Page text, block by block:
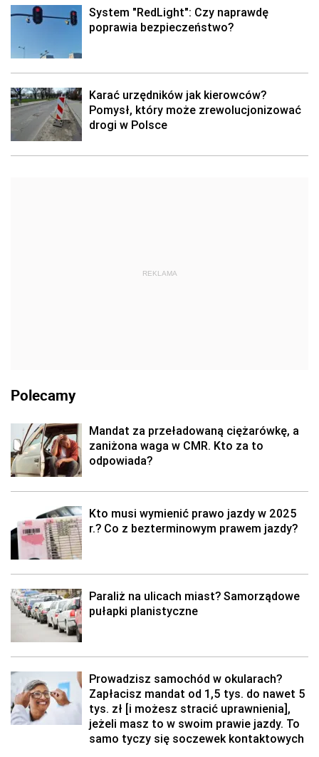
System "RedLight": Czy naprawdę
poprawia bezpieczeństwo?
Karać urzędników jak kierowców?
Pomysł, który może zrewolucjonizować
drogi w Polsce
REKLAMA
Polecamy
Mandat za przeładowaną ciężarówkę, a
zaniżona waga w CMR. Kto za to
odpowiada?
Kto musi wymienić prawo jazdy w 2025
r.? Co z bezterminowym prawem jazdy?
Paraliż na ulicach miast? Samorządowe
pułapki planistyczne
Prowadzisz samochód w okularach?
Zapłacisz mandat od 1,5 tys. do nawet 5
tys. zł [i możesz stracić uprawnienia],
jeżeli masz to w swoim prawie jazdy. To
samo tyczy się soczewek kontaktowych